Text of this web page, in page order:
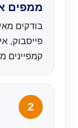
ממפים
בודקים
פייסבוק,
קמפיינים